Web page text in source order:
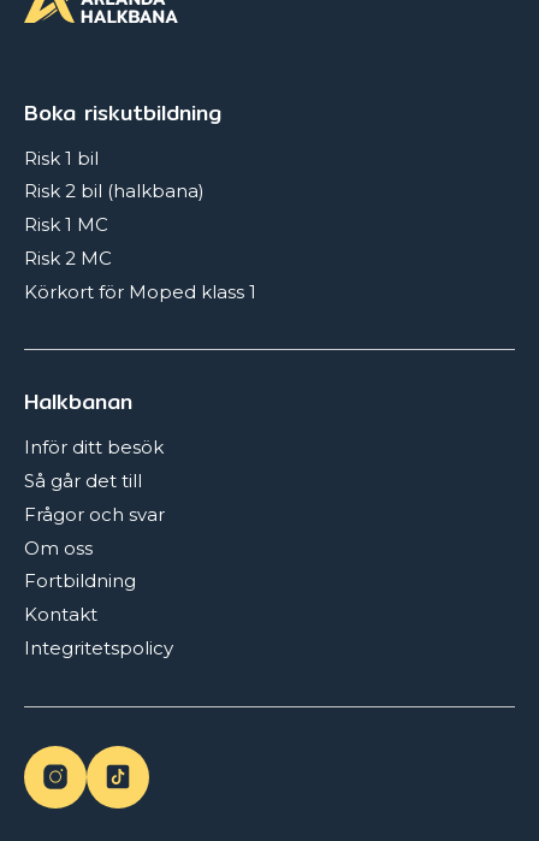
Boka riskutbildning
Risk 1 bil
Risk 2 bil (halkbana)
Risk 1 MC
Risk 2 MC
Körkort för Moped klass 1
Halkbanan
Inför ditt besök
Så går det till
Frågor och svar
Om oss
Fortbildning
Kontakt
Integritetspolicy